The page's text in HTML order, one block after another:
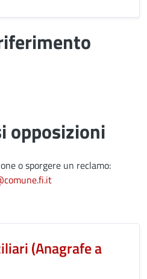
opposizioni
o sporgere un reclamo:
(Anagrafe a